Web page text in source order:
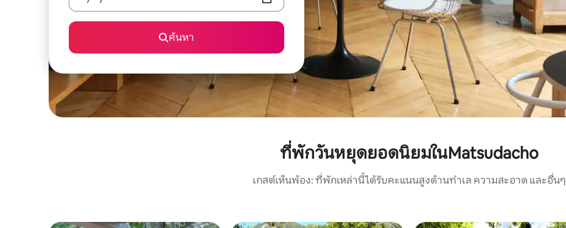
ค้นหา
ที่พักวันหยุดยอดนิยมในMatsudacho
เกสต์เห็นพ้อง: ที่พักเหล่านี้ได้รับคะแนนสูงด้านทำเล ความสะอาด และอื่นๆ